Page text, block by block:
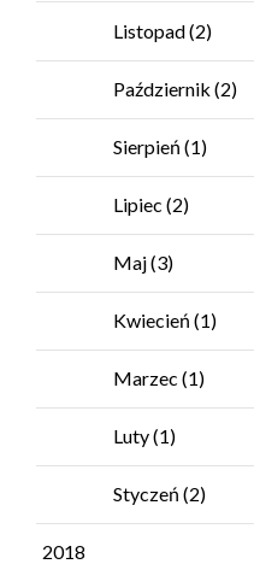
Listopad(2)
Październik (2)
Sierpień (1)
Lipiec (2)
Maj(3)
Kwiecień (1)
Marzec (1)
Luty(1)
Styczeń (2)
2018